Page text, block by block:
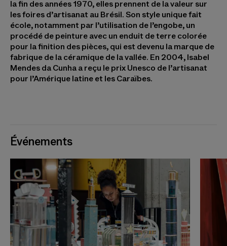
la fin des années 1970, elles prennent de la valeur sur
les foires d’artisanat au Brésil. Son style unique fait
école, notamment par l’utilisation de l’engobe, un
procédé de peinture avec un enduit de terre colorée
pour la finition des pièces, qui est devenu la marque de
fabrique de la céramique de la vallée. En 2004, Isabel
Mendes da Cunha a reçu le prix Unesco de l’artisanat
pour l’Amérique latine et les Caraïbes.
Événements